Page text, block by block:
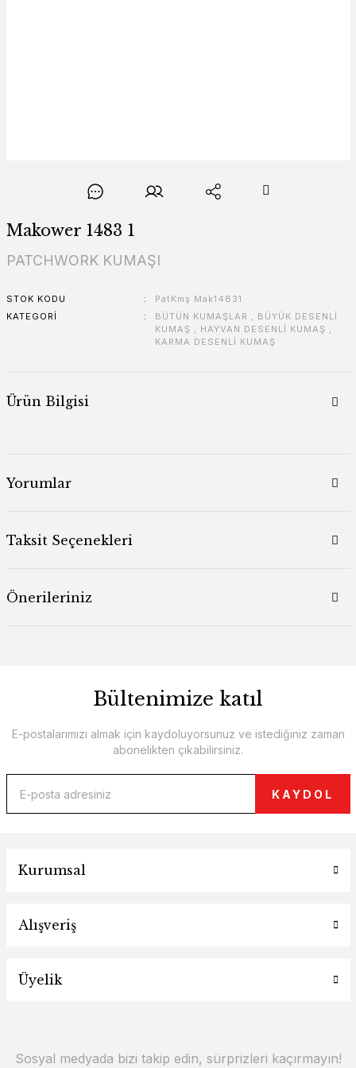
Makower 1483 1
PATCHWORK KUMAŞI
STOK KODU
PatKmş Mak14831
KATEGORI
BÜTÜN KUMAŞLAR , BÜYÜK DESENLİ
KUMAŞ , HAYVAN DESENLİ KUMAŞ ,
KARMA DESENLİ KUMAŞ
Ürün Bilgisi
Yorumlar
Taksit Seçenekleri
Önerileriniz
Bültenimize katıl
E-postalarımızı almak için kaydoluyorsunuz ve istediğiniz zaman
abonelikten çıkabilirsiniz.
KAYDOL
Kurumsal
Alışveriş
Üyelik
Sosyal medyada bizi takip edin, sürprizleri kaçırmayın!